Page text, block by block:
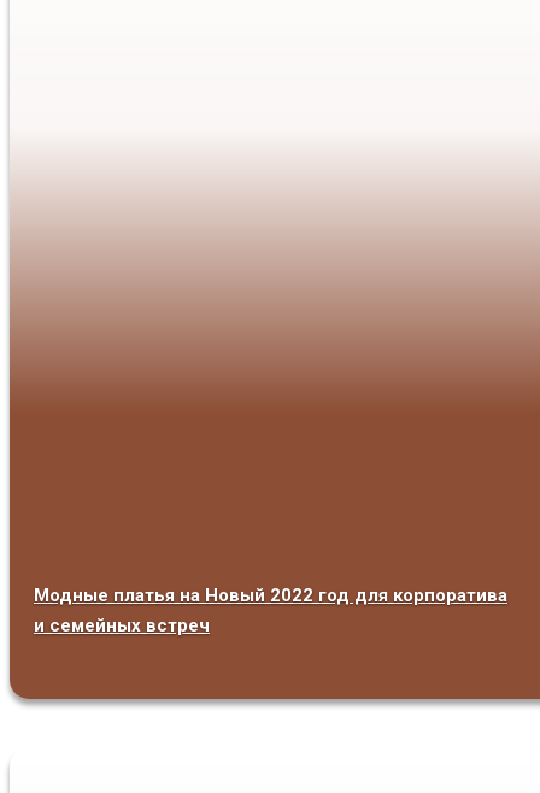
Модные платья на Новый 2022 год для корпоратива
и семейных встреч